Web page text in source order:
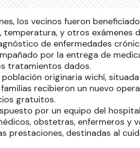
los vecinos fueron
temperatura, y otros exámenes
de enfermedades
por la entrega de
tratamientos dados.
población originaria wichí,
familias recibieron un nuevo
gratuitos.
por un equipo del
obstetras, enfermeros y
prestaciones, destinadas al